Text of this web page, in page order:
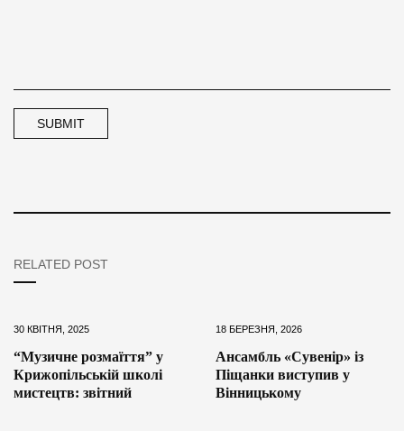
RELATED POST
30 КВІТНЯ, 2025
“Музичне розмаїття” у
Крижопільській школі
мистецтв: звітний
18 БЕРЕЗНЯ, 2026
Ансамбль «Сувенір» із
Піщанки виступив у
Вінницькому